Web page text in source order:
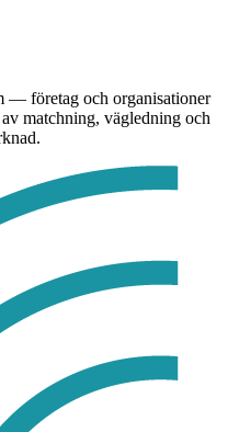
— företag och organisationer
matchning, vägledning och